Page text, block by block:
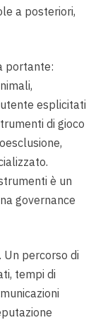
a posteriori,
portante:
esplicitati
di gioco
è un
governance
Un percorso di
tempi di